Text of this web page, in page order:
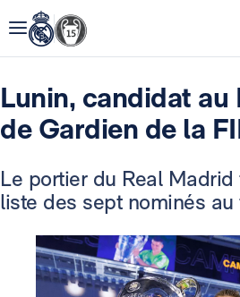
Lunin, candidat au
de Gardien de la
Le portier du Real
liste des sept nominés au